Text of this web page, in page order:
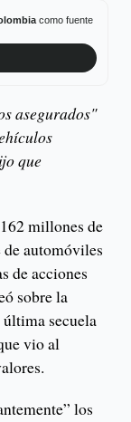
como fuente
asegurados"
que
millones de
automóviles
de acciones
sobre la
secuela
vio al
los